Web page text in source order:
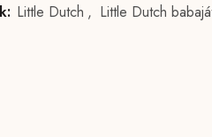
Little Dutch , Little Dutch